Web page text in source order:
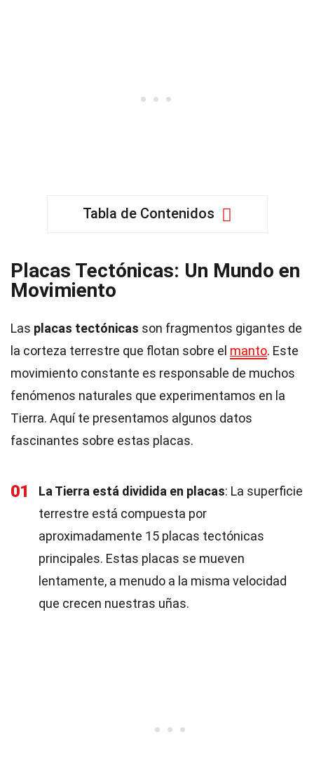
Tabla de Contenidos
Placas Tectónicas: Un Mundo en
Movimiento
Las placas tectónicas son fragmentos gigantes de
la corteza terrestre que flotan sobre el manto. Este
movimiento constante es responsable de muchos
fenómenos naturales que experimentamos en la
Tierra. Aquí te presentamos algunos datos
fascinantes sobre estas placas.
01 La Tierra está dividida en placas: La superficie
terrestre está compuesta por
aproximadamente 15 placas tectónicas
principales. Estas placas se mueven
lentamente, a menudo a la misma velocidad
que crecen nuestras uñas.